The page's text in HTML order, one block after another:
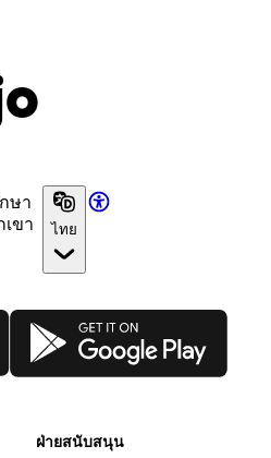
ษา
ขา
ไทย
Google Play
ฝ่ายสนับสนุน